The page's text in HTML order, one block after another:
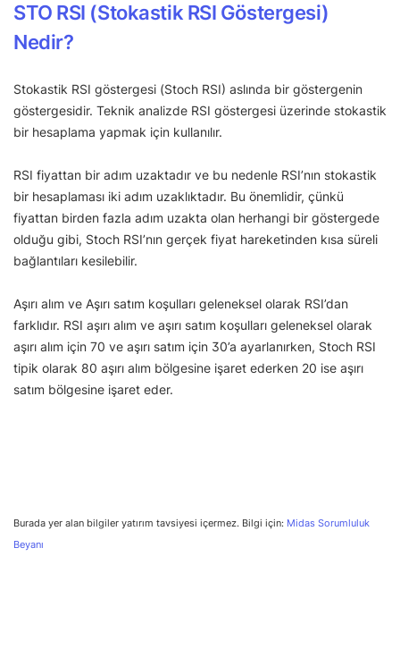
STO RSI (Stokastik RSI Göstergesi)
Nedir?
Stokastik RSI göstergesi (Stoch RSI) aslında bir göstergenin
göstergesidir. Teknik analizde RSI göstergesi üzerinde stokastik
bir hesaplama yapmak için kullanılır.
RSI fiyattan bir adım uzaktadır ve bu nedenle RSI’nın stokastik
bir hesaplaması iki adım uzaklıktadır. Bu önemlidir, çünkü
fiyattan birden fazla adım uzakta olan herhangi bir göstergede
olduğu gibi, Stoch RSI’nın gerçek fiyat hareketinden kısa süreli
bağlantıları kesilebilir.
Aşırı alım ve Aşırı satım koşulları geleneksel olarak RSI’dan
farklıdır. RSI aşırı alım ve aşırı satım koşulları geleneksel olarak
aşırı alım için 70 ve aşırı satım için 30’a ayarlanırken, Stoch RSI
tipik olarak 80 aşırı alım bölgesine işaret ederken 20 ise aşırı
satım bölgesine işaret eder.
Burada yer alan bilgiler yatırım tavsiyesi içermez. Bilgi için: Midas Sorumluluk
Beyanı